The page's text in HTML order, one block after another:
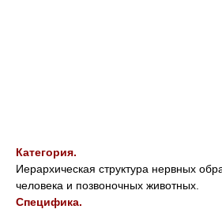
Категория.
Иерархическая структура нервных
человека и позвоночных животных.
Специфика.